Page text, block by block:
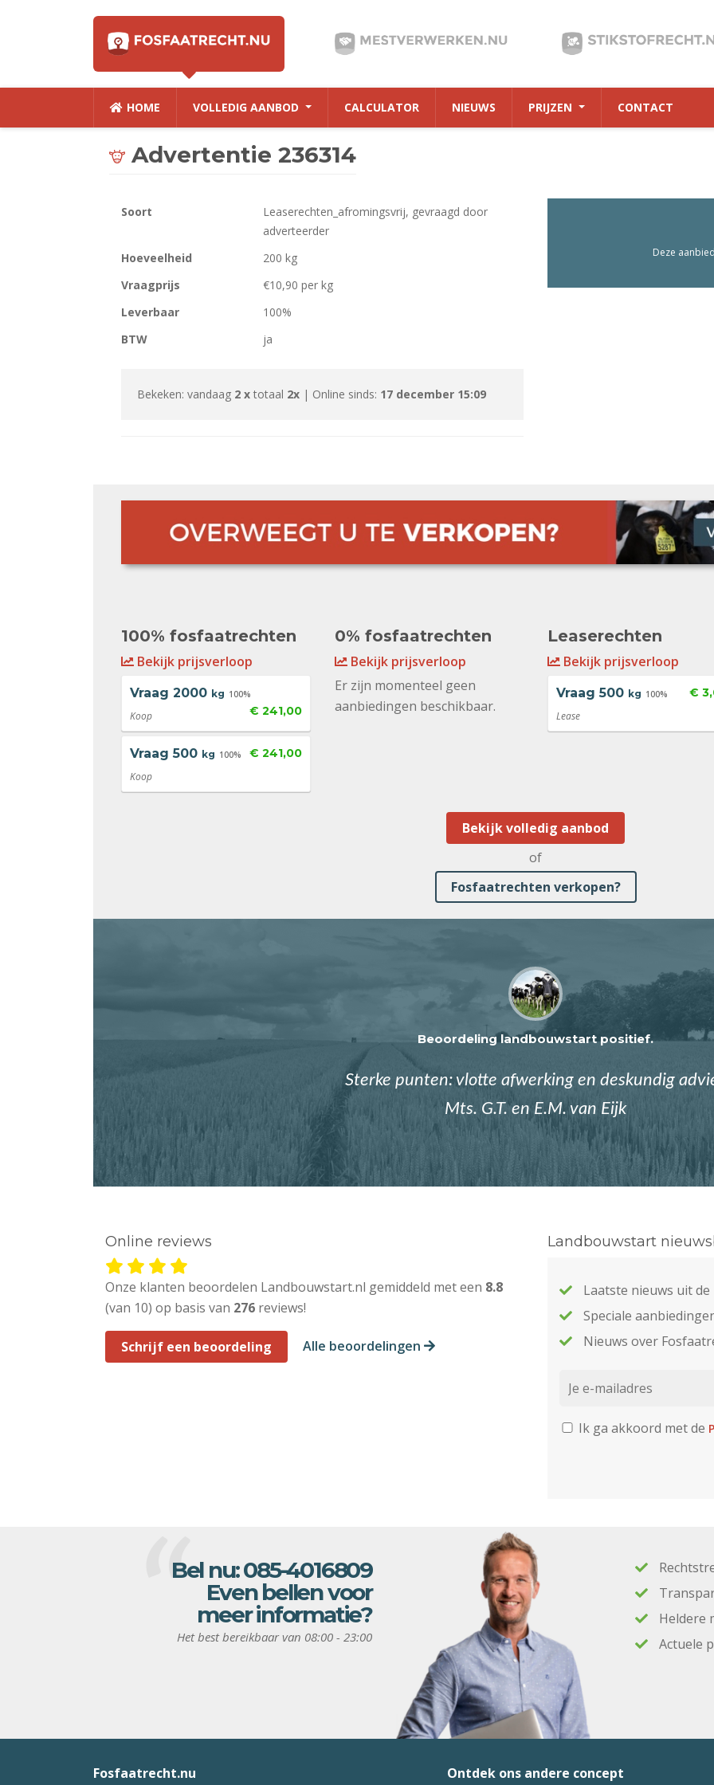
HOME VOLLEDIG AANBOD CALCULATOR NIEUWS PRIJZEN CONTACT
Advertentie 236314
Soort
Leaserechten_afromingsvrij, gevraagd door
adverteerder
Hoeveelheid
200 kg
Vraagprijs
€10,90 per kg
Leverbaar
100%
BTW
ja
Bekeken: vandaag 2 x totaal 2x | Online sinds: 17 december 15:09
Deze
100% fosfaatrechten
Bekijk prijsverloop
Vraag 2000 kg 100%
€ 241,00
Koop
Vraag 500 kg 100% € 241,00
Koop
0% fosfaatrechten
Bekijk prijsverloop
Er zijn momenteel geen
aanbiedingen beschikbaar.
Leaserechten
Bekijk prijsverloop
Vraag 500 kg 100% €
Lease
Bekijk volledig aanbod
of
Fosfaatrechten verkopen?
Beoordeling landbouwstart positief.
Sterke punten: vlotte afwerking en deskundig
Mts. G.T. en E.M. van Eijk
Online reviews
Onze klanten beoordelen Landbouwstart.nl gemiddeld met een 8.8
(van 10) op basis van 276 reviews!
Schrijf een beoordeling Alle beoordelingen
Landbouwstart
Laatste nieuws uit
Speciale
Nieuws over
Ik ga akkoord met de
Bel nu:085-4016809
Even bellen voor
meer informatie?
Het best bereikbaar van 08:00 - 23:00
Heldere
Actuele
Fosfaatrecht.nu Ontdek ons andere concept